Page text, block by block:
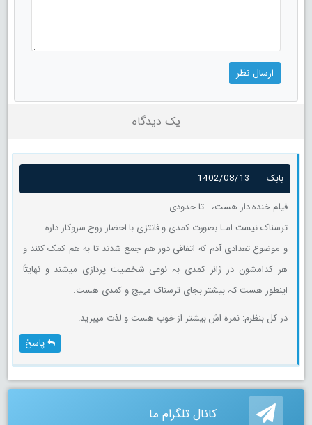
یک دیدگاه
بابک
1402/08/13
فیلم خنده دار هست،.. تا حدودی…
ترسناک نیست.امـا بصورت کمدی و فانتزی با احضار روح سروکار داره.
و موضوع تعدادی آدم که اتفاقی دور هم جمع شدند تا به هم کمک کنند و
هر کدامشون در ژانر کمدی بہ نوعی شخصیت پردازی میشند و نهایتاً
اینطور هست کہ بیشتر بجای ترسناک مہیج و کمدی هست.
در کل بنظرم: نمره اش بیشتر از خوب هست و لذت میبرید.
پاسخ
کانال تلگرام ما